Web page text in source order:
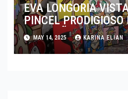
EVA LONGORIA
PINCEL PRODIGIOSO
“PEQUEÑO
VALENCIA
MAY 14, 2025 KARINA ELIAN